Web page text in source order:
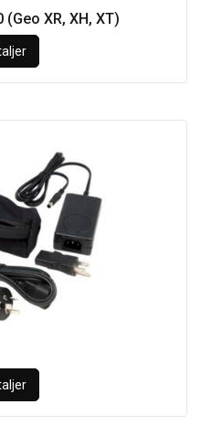
XR, XH, XT)